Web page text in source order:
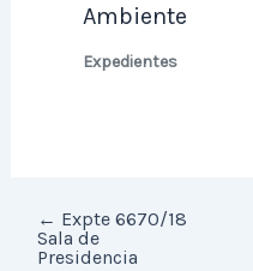
Ambiente
Expedientes
← Expte 6670/18
Sala de
Presidencia